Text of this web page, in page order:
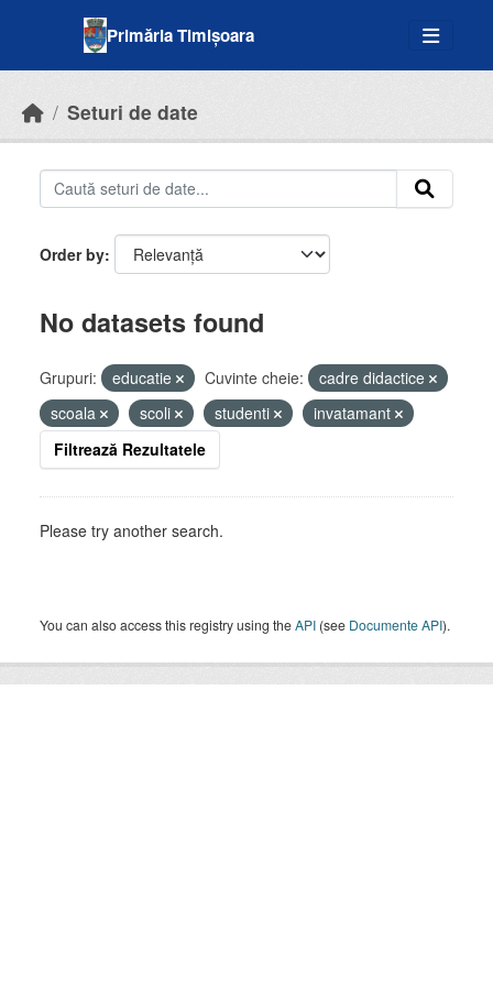
Primăria Timișoara
Seturi de date
Order by
No datasets found
Grupuri: educatie Cuvinte cheie:
cadre didactice
scoala
scoli studenti
invatamant
Filtrează Rezultatele
Please try another search.
You can also access this registry using theAPI (see Documente API).